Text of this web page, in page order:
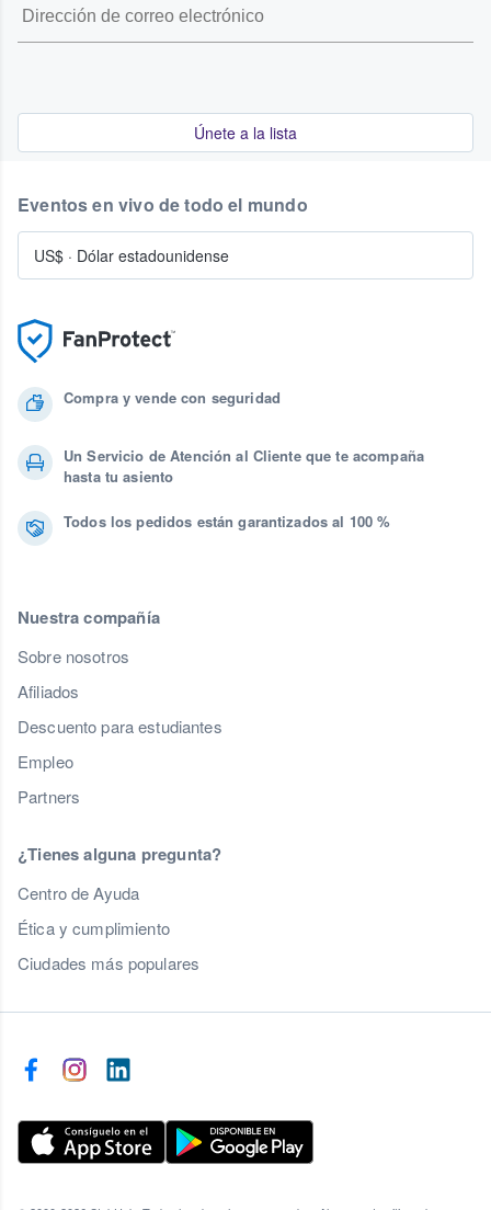
Únete a la lista
Compra y vende con seguridad
Un Servicio de Atención al Cliente que te acompaña
hasta tu asiento
Todos los pedidos están garantizados al 100 %
Nuestra compañía
Sobre nosotros
Afiliados
Descuento para estudiantes
Empleo
Partners
¿Tienes alguna pregunta?
Centro de Ayuda
Ética y cumplimiento
Ciudades más populares
Eventos en vivo de todo el mundo
US$ · Dólar estadounidense